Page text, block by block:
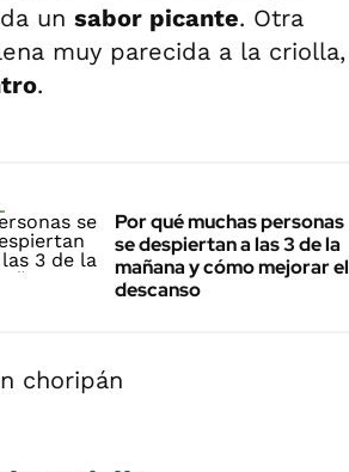
un sabor picante. Otra
muy parecida a la criolla,
.
Por qué muchas personas
se despiertan a las 3 de la
mañana y cómo mejorar el
descanso